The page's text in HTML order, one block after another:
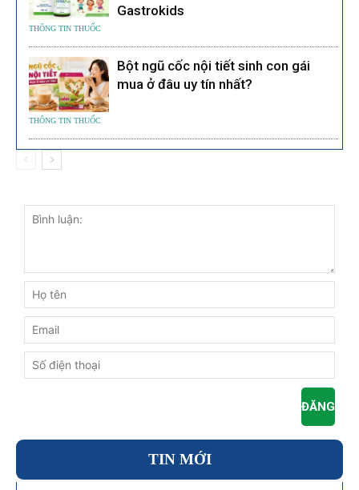
THÔNG TIN THUỐC
Gastrokids
THÔNG TIN THUỐC
Bột ngũ cốc nội tiết sinh con gái
mua ở đâu uy tín nhất?
TIN MỚI